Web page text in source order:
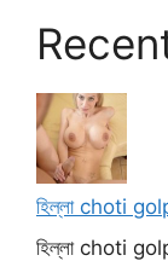
হিল্লা choti
হিল্লা choti